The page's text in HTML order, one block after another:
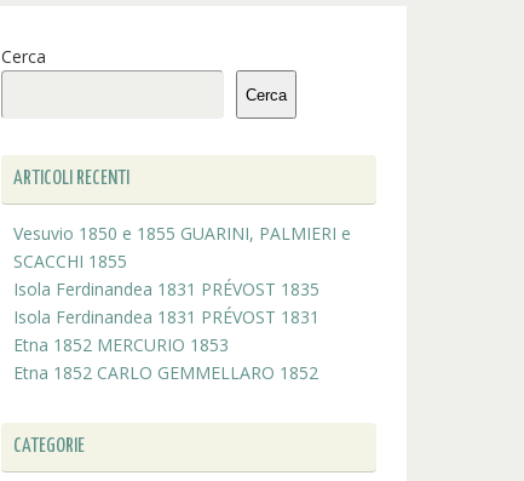
Cerca
Cerca
ARTICOLI RECENTI
Vesuvio 1850 e 1855 GUARINI, PALMIERI e
SCACCHI 1855
Isola Ferdinandea 1831 PRÉVOST 1835
Isola Ferdinandea 1831 PRÉVOST 1831
Etna 1852 MERCURIO 1853
Etna 1852 CARLO GEMMELLARO 1852
CATEGORIE